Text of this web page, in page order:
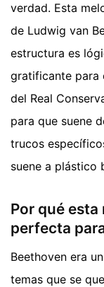
verdad. Esta
de Ludwig van
estructura es
gratificante para
del Real
para que suene
trucos
suene a plástico
Por qué
perfecta
Beethoven era
temas que se